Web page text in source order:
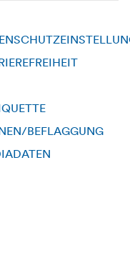
BEFLAGGUNG